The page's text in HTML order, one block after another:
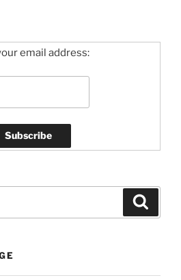
email address: